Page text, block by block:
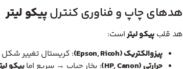
هدهای چاپ و فناوری کنترلپیکو لیتر
هد قلب پیکو لیتراست:
پیزوالکتریک (Epson, Ricoh)
: کریستال تغییر
حرارتی (HP, Canon)
: بخار حباب → سریع اماپیکو